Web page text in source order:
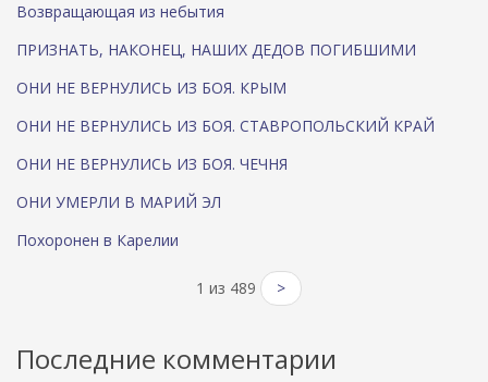
Возвращающая из небытия
ПРИЗНАТЬ, НАКОНЕЦ, НАШИХ ДЕДОВ ПОГИБШИМИ
ОНИ НЕ ВЕРНУЛИСЬ ИЗ БОЯ. КРЫМ
ОНИ НЕ ВЕРНУЛИСЬ ИЗ БОЯ. СТАВРОПОЛЬСКИЙ КРАЙ
ОНИ НЕ ВЕРНУЛИСЬ ИЗ БОЯ. ЧЕЧНЯ
ОНИ УМЕРЛИ В МАРИЙ ЭЛ
Похоронен в Карелии
1 из 489 >
Последние комментарии